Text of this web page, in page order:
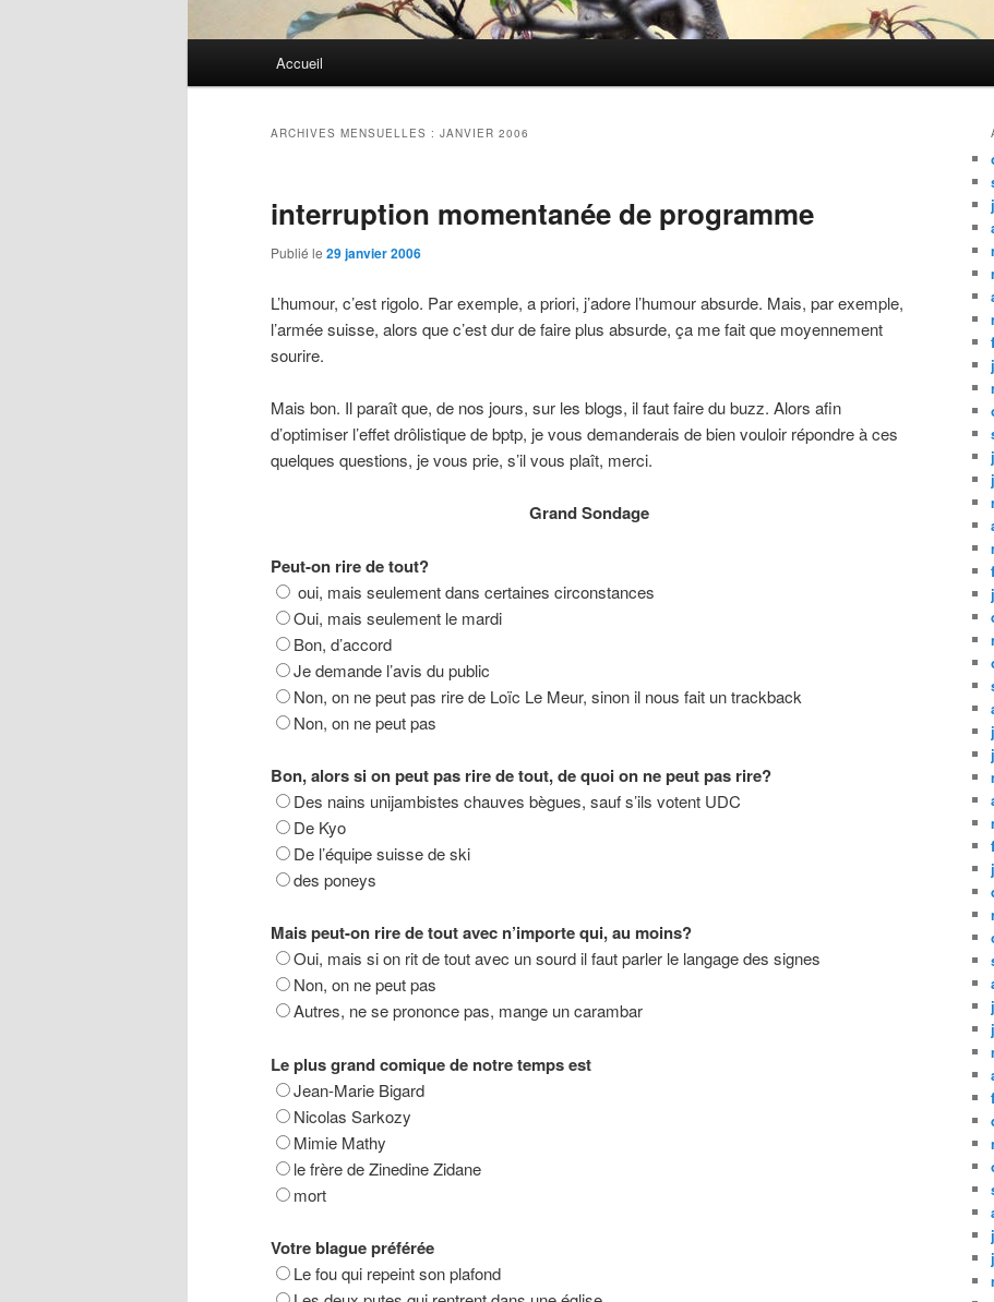
Accueil
ARCHIVES MENSUELLES : JANVIER 2006
interruption momentanée de programme
Publié le 29 janvier 2006
L’humour, c’est rigolo. Par exemple, a priori, j’adore l’humour absurde. Mais, par exemple,
l’armée suisse, alors que c’est dur de faire plus absurde, ça me fait que moyennement
sourire.
Mais bon. Il paraît que, de nos jours, sur les blogs, il faut faire du buzz. Alors afin
d’optimiser l’effet drôlistique de bptp, je vous demanderais de bien vouloir répondre à ces
quelques questions, je vous prie, s’il vous plaît, merci.
Grand Sondage
Peut-on rire de tout?
oui, mais seulement dans certaines circonstances
Oui, mais seulement le mardi
Bon, d’accord
Je demande l’avis du public
Non, on ne peut pas rire de Loïc Le Meur, sinon il nous fait un trackback
Non, on ne peut pas
Bon, alors si on peut pas rire de tout, de quoi on ne peut pas rire?
Des nains unijambistes chauves bègues, sauf s’ils votent UDC
De Kyo
De l’équipe suisse de ski
des poneys
Mais peut-on rire de tout avec n’importe qui, au moins?
Oui, mais si on rit de tout avec un sourd il faut parler le langage des signes
Non, on ne peut pas
Autres, ne se prononce pas, mange un carambar
Le plus grand comique de notre temps est
Jean-Marie Bigard
Nicolas Sarkozy
Mimie Mathy
le frère de Zinedine Zidane
mort
Votre blague préférée
Le fou qui repeint son plafond